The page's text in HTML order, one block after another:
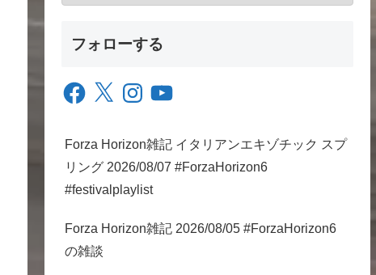
フォローする
Facebook
X InstagramYouTube
Forza Horizon雑記 イタリアンエキゾチック スプ
リング 2026/08/07 #ForzaHorizon6
#festivalplaylist
Forza Horizon雑記 2026/08/05 #ForzaHorizon6
の雑談